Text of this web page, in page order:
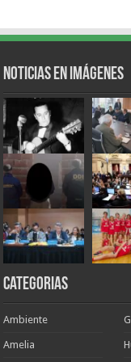
Noticias en Imágenes
Categorias
Ambiente
Amelia